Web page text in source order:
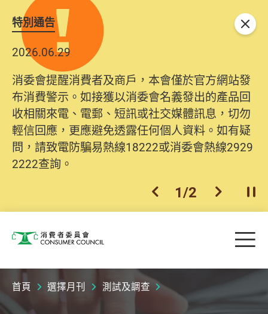
特別通告
2026.06.29
消委會提醒消費者及商戶，本會僅於官方網站發
布消費警示。如接獲以消委會名義發出的產品回
收相關來電、電郵、短訊或社交媒體訊息，切勿
輕信回應，更應避免透露任何個人資料。如有疑
問，請致電防騙易熱線18222或消委會熱線2929
2222查詢。
上一個
1/2 下一個開
關閉
消費者委員會 目
首頁 選擇月刊 測試及調查